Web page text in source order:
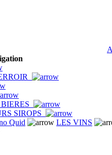
SIROPS
Quid LES VINS